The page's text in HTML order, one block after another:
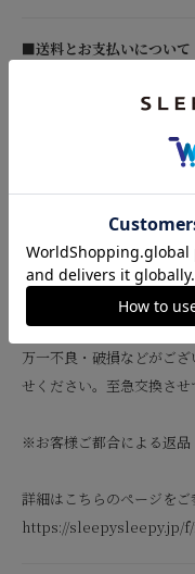
■送料とお支払いについて
全国一律送料￥660(税込
商品合計￥10,000以上の
■返品・交換について
商品の品質につきまして
万一不良・破損などがご
せください。至急交換させ
※お客様ご都合による返品
詳細はこちらのページをご
https://sleepysleepy.jp/